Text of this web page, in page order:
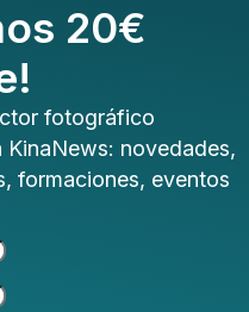
20€
fotográfico
novedades,
formaciones, eventos